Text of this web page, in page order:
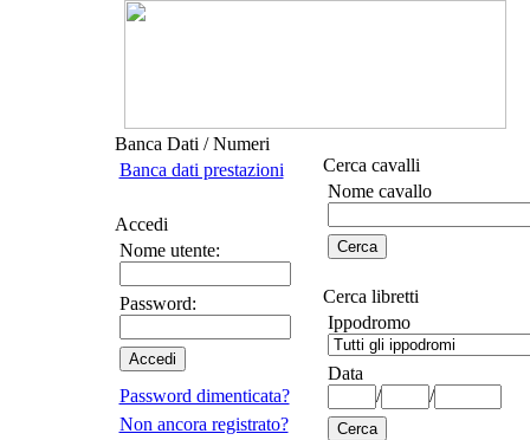
Banca Dati / Numeri
Banca dati prestazioni
Accedi
Nome utente:
Password:
Password dimenticata?
Non ancora registrato?
Cerca cavalli
Nome cavallo
Cerca libretti
Ippodromo
Data
/
/